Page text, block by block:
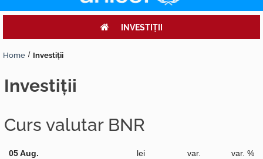
INVESTIŢII
Home Investiţii
investiţii
Curs valutar BNR
05 Aug. lei var. var. %